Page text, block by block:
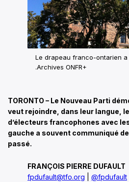
Le drapeau franco-ontarien a
.Archives ONFR+
TORONTO – Le Nouveau Parti
veut rejoindre, dans leur langue,
d’électeurs francophones avec
gauche a souvent communiqué
passé.
FRANÇOIS PIERRE DUFAULT
fpdufault@tfo.org
@fpdufault